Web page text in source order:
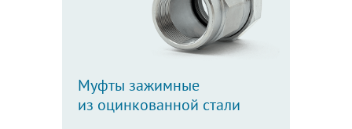
Муфты зажимные
из оцинкованной стали